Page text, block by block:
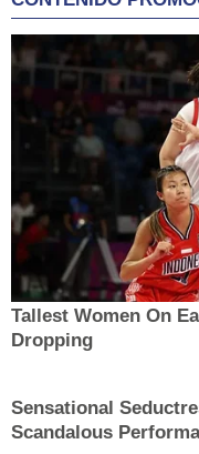
Tallest Women On
Dropping
Sensational
Scandalous